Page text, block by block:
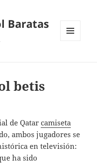
Baratas
betis
de Qatarcamiseta
ambos jugadores se
en televisión:
ha sido